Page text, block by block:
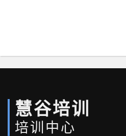
慧谷培训
培训中心